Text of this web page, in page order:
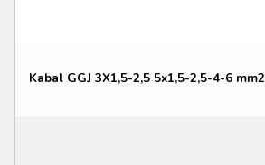
Kabal GGJ 3X1,5-2,5 5x1,5-2,5-4-6 mm2